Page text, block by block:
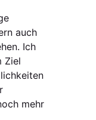
auch
Ich
Ziel
mehr